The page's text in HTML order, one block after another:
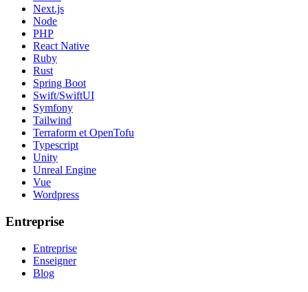
Next.js
Node
PHP
React Native
Ruby
Rust
Spring Boot
Swift/SwiftUI
Symfony
Tailwind
Terraform et OpenTofu
Typescript
Unity
Unreal Engine
Vue
Wordpress
Entreprise
Entreprise
Enseigner
Blog